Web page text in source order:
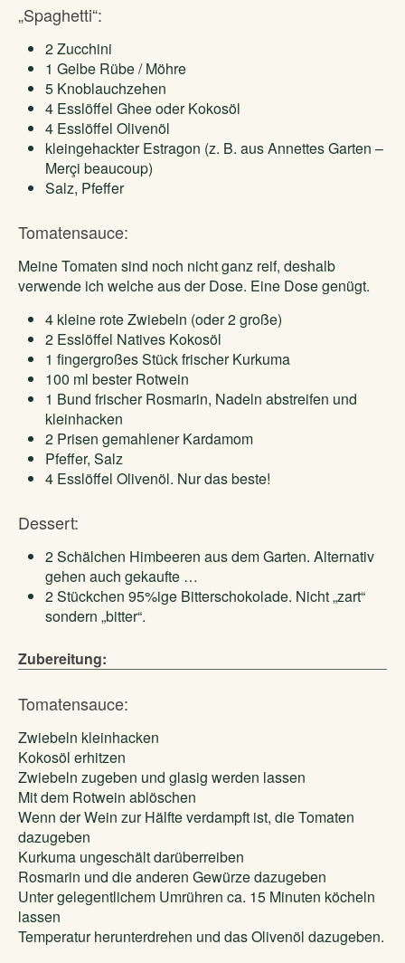
„Spaghetti“:
2 Zucchini
1 Gelbe Rübe / Möhre
5 Knoblauchzehen
4 Esslöffel Ghee oder Kokosöl
4 Esslöffel Olivenöl
kleingehackter Estragon (z. B. aus Annettes Garten –
Merçi beaucoup)
Salz, Pfeffer
Tomatensauce:
Meine Tomaten sind noch nicht ganz reif, deshalb
verwende ich welche aus der Dose. Eine Dose genügt.
4 kleine rote Zwiebeln (oder 2 große)
2 Esslöffel Natives Kokosöl
1 fingergroßes Stück frischer Kurkuma
100 ml bester Rotwein
1 Bund frischer Rosmarin, Nadeln abstreifen und
kleinhacken
2 Prisen gemahlener Kardamom
Pfeffer, Salz
4 Esslöffel Olivenöl. Nur das beste!
Dessert:
2 Schälchen Himbeeren aus dem Garten. Alternativ
gehen auch gekaufte …
2 Stückchen 95%ige Bitterschokolade. Nicht „zart“
sondern „bitter“.
Zubereitung:
Tomatensauce:
Zwiebeln kleinhacken
Kokosöl erhitzen
Zwiebeln zugeben und glasig werden lassen
Mit dem Rotwein ablöschen
Wenn der Wein zur Hälfte verdampft ist, die Tomaten
dazugeben
Kurkuma ungeschält darüberreiben
Rosmarin und die anderen Gewürze dazugeben
Unter gelegentlichem Umrühren ca. 15 Minuten köcheln
lassen
Temperatur herunterdrehen und das Olivenöl dazugeben.